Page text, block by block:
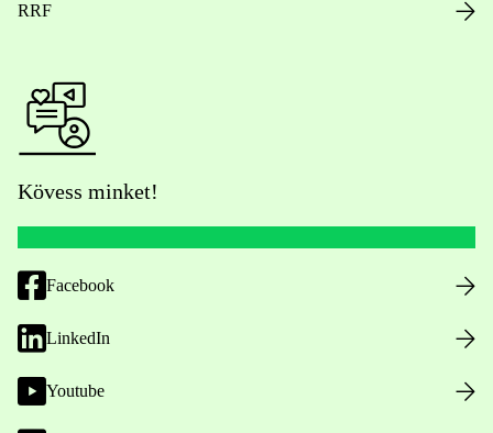
RRF
Kövess minket!
Facebook
LinkedIn
Youtube